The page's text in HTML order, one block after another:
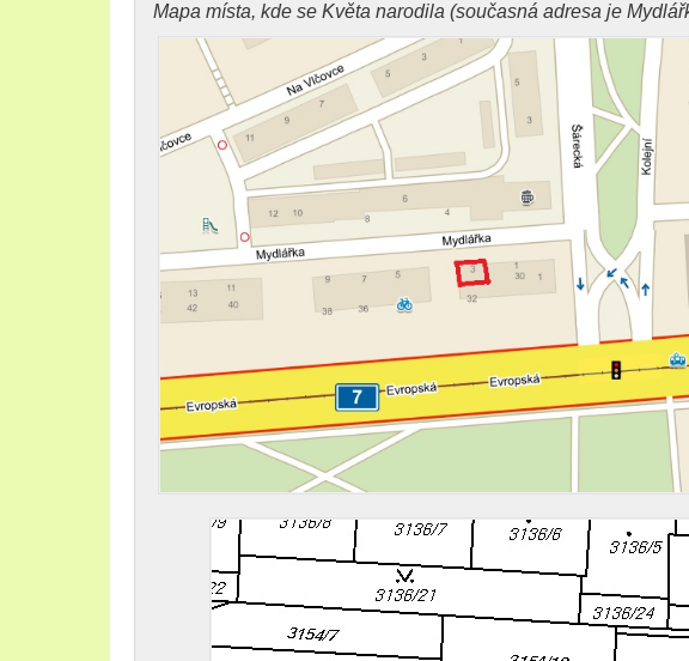
Mapa místa, kde se Květa narodila (současná adresa je